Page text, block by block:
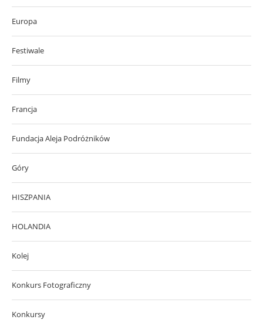
Europa
Festiwale
Filmy
Francja
Fundacja Aleja Podróżników
Góry
HISZPANIA
HOLANDIA
Kolej
Konkurs Fotograficzny
Konkursy